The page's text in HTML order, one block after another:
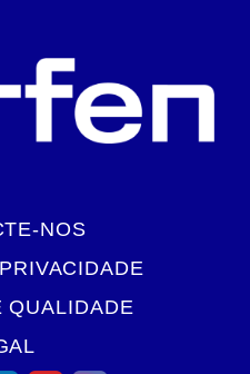
NOS
QUALIDADE